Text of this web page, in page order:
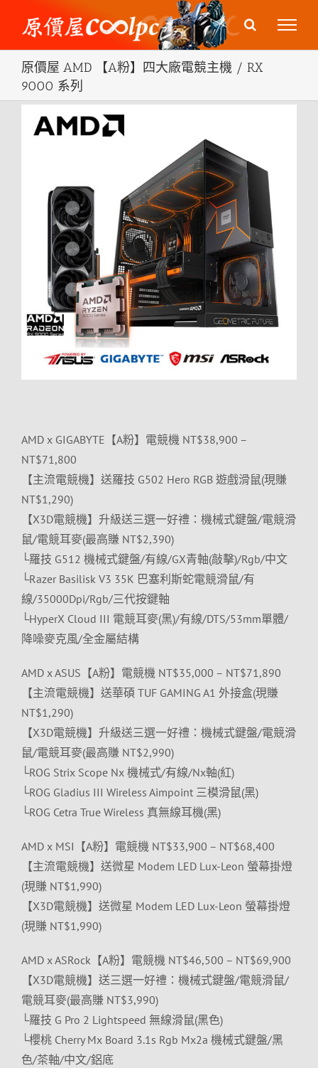
content
原價屋 AMD 【A粉】四大廠電競主機 / RX
9000 系列
View
Larger
AMD x GIGABYTE【A粉】電競機 NT$38,900 –
NT$71,800
【主流電競機】送羅技 G502 Hero RGB 遊戲滑鼠(現賺
NT$1,290)
【X3D電競機】升級送三選一好禮：機械式鍵盤/電競滑
鼠/電競耳麥(最高賺 NT$2,390)
└羅技 G512 機械式鍵盤/有線/GX青軸(敲擊)/Rgb/中文
└Razer Basilisk V3 35K 巴塞利斯蛇電競滑鼠/有
線/35000Dpi/Rgb/三代按鍵軸
└HyperX Cloud III 電競耳麥(黑)/有線/DTS/53mm單體/
降噪麥克風/全金屬結構
AMD x ASUS【A粉】電競機 NT$35,000 – NT$71,890
【主流電競機】送華碩 TUF GAMING A1 外接盒(現賺
NT$1,290)
【X3D電競機】升級送三選一好禮：機械式鍵盤/電競滑
鼠/電競耳麥(最高賺 NT$2,990)
└ROG Strix Scope Nx 機械式/有線/Nx軸(紅)
└ROG Gladius III Wireless Aimpoint 三模滑鼠(黑)
└ROG Cetra True Wireless 真無線耳機(黑)
AMD x MSI【A粉】電競機 NT$33,900 – NT$68,400
【主流電競機】送微星 Modem LED Lux-Leon 螢幕掛燈
(現賺 NT$1,990)
【X3D電競機】送微星 Modem LED Lux-Leon 螢幕掛燈
(現賺 NT$1,990)
AMD x ASRock【A粉】電競機 NT$46,500 – NT$69,900
【X3D電競機】送三選一好禮：機械式鍵盤/電競滑鼠/
電競耳麥(最高賺 NT$3,990)
└羅技 G Pro 2 Lightspeed 無線滑鼠(黑色)
└櫻桃 Cherry Mx Board 3.1s Rgb Mx2a 機械式鍵盤/黑
色/茶軸/中文/鋁底